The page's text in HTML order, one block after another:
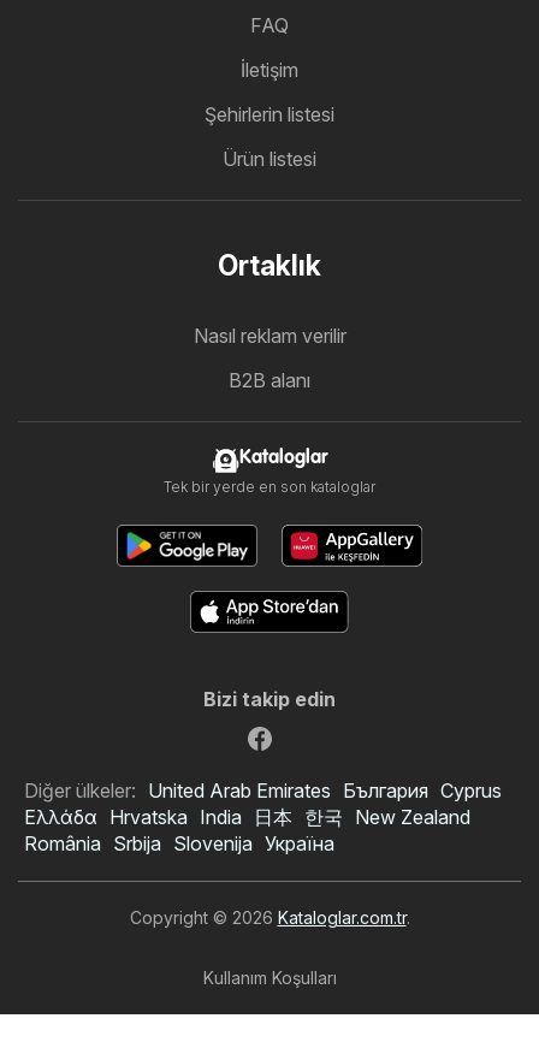
FAQ
İletişim
Şehirlerin listesi
Ürün listesi
Ortaklık
Nasıl reklam verilir
B2B alanı
Kataloglar
Tek bir yerde en son kataloglar
Bizi takip edin
Diğer ülkeler: United Arab Emirates България Cyprus
Ελλάδα Hrvatska India 日本 한국 New Zealand
România Srbija Slovenija Україна
Copyright © 2026 Kataloglar.com.tr.
Kullanım Koşulları